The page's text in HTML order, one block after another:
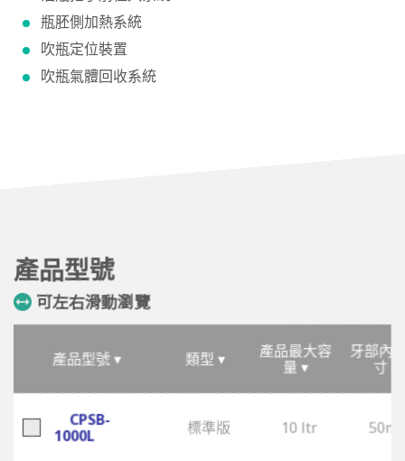
瓶胚側加熱系統
吹瓶定位裝置
吹瓶氣體回收系統
產品型號
可左右滑動瀏覽
產品型號 ▾ 類型 ▾
產品最大容
量 ▾
牙部內
寸 ▾
CPSB-
1000L
標準版 10 ltr